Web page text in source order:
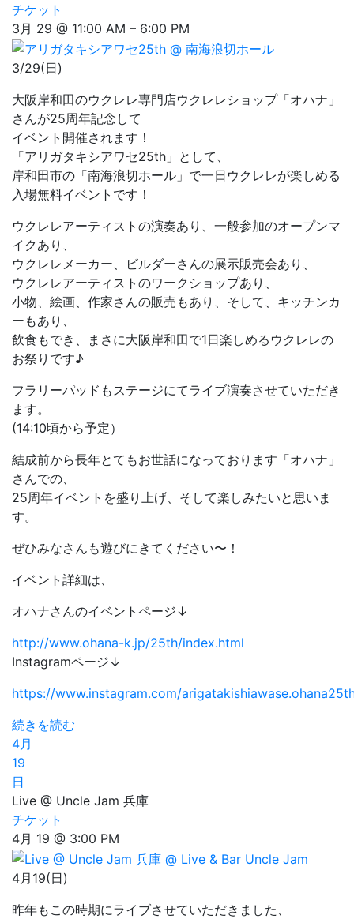
チケット
3月 29 @ 11:00 AM – 6:00 PM
3/29(日)
大阪岸和田のウクレレ専門店ウクレレショップ「オハナ」
さんが25周年記念して
イベント開催されます！
「アリガタキシアワセ25th」として、
岸和田市の「南海浪切ホール」で一日ウクレレが楽しめる
入場無料イベントです！
ウクレレアーティストの演奏あり、一般参加のオープンマ
イクあり、
ウクレレメーカー、ビルダーさんの展示販売会あり、
ウクレレアーティストのワークショップあり、
小物、絵画、作家さんの販売もあり、そして、キッチンカ
ーもあり、
飲食もでき、まさに大阪岸和田で1日楽しめるウクレレの
お祭りです♪
フラリーパッドもステージにてライブ演奏させていただき
ます。
(14:10頃から予定）
結成前から長年とてもお世話になっております「オハナ」
さんでの、
25周年イベントを盛り上げ、そして楽しみたいと思いま
す。
ぜひみなさんも遊びにきてください〜！
イベント詳細は、
オハナさんのイベントページ↓
http://www.ohana-k.jp/25th/index.html
Instagramページ↓
https://www.instagram.com/
続きを読む
4月
19
日
Live @ Uncle Jam 兵庫
チケット
4月 19 @ 3:00 PM
4月19(日)
昨年もこの時期にライブさせていただきました、